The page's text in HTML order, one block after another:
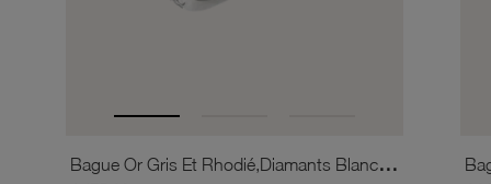
Bague Or Gris Et Rhodié,diamants Blancs Et Bruns